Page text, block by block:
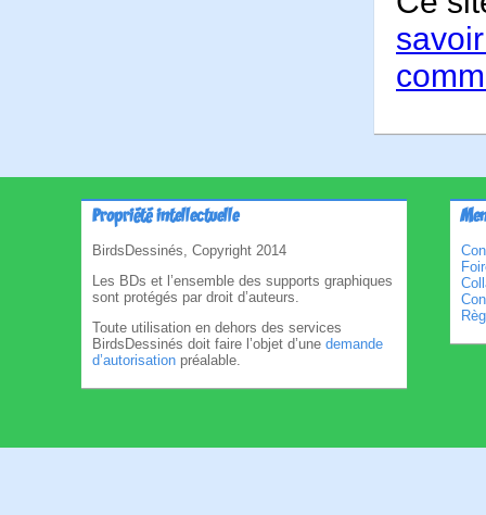
Propriété intellectuelle
BirdsDessinés, Copyright 2014
Les BDs et l’ensemble des supports graphiques
sont protégés par droit d’auteurs.
Toute utilisation en dehors des services
BirdsDessinés doit faire l’objet d’une demande
d’autorisation préalable.